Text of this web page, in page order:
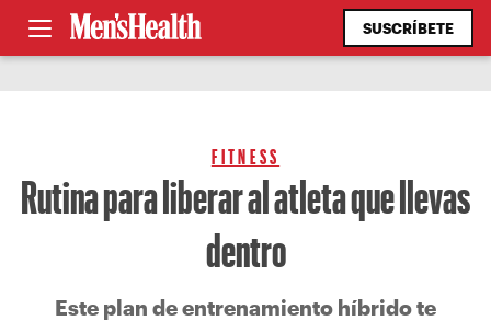
SUSCRÍBETE
FITNESS
Rutina para liberar al atleta que llevas
dentro
Este plan de entrenamiento híbrido te